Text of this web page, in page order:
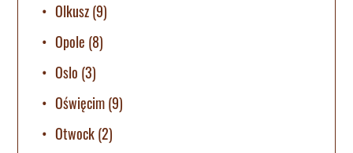
Olkusz(9)
Opole (8)
Oslo (3)
Oświęcim(9)
Otwock(2)